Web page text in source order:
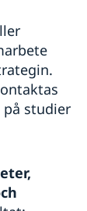
på studier